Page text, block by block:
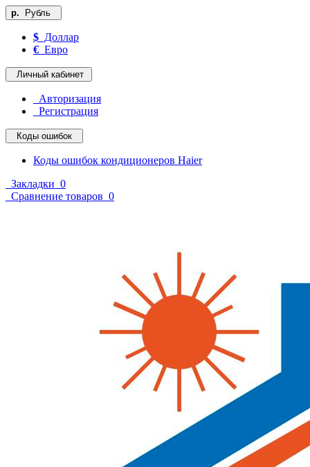
р. Рубль
$ Доллар
€ Евро
Личный кабинет
Авторизация
Регистрация
Коды ошибок
Коды ошибок кондиционеров Haier
Закладки 0
Сравнение товаров 0